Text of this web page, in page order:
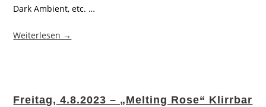
Dark Ambient, etc. …
Weiterlesen →
Freitag, 4.8.2023 – „Melting Rose“ Klirrbar